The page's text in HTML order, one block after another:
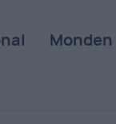
Monden